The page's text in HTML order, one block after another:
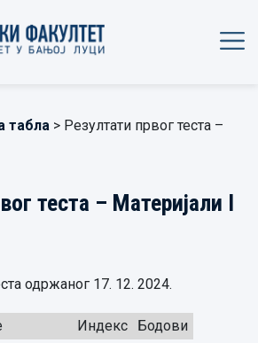
табла > Резултати првог теста –
теста – Материјали I
одржаног 17. 12. 2024.
Индeкс
Бодови